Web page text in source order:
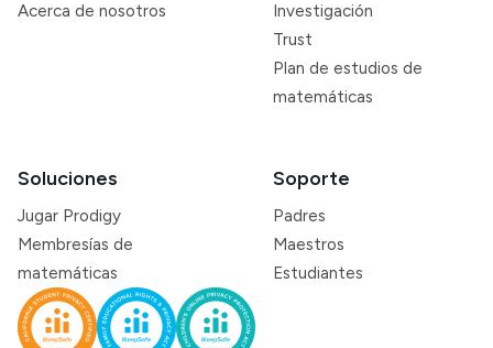
Acerca de nosotros
Investigación
Trust
Plan de estudios de
matemáticas
Soluciones
Jugar Prodigy
Membresías de
matemáticas
Soporte
Padres
Maestros
Estudiantes